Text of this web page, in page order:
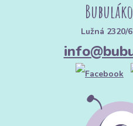
Lužná 2320/